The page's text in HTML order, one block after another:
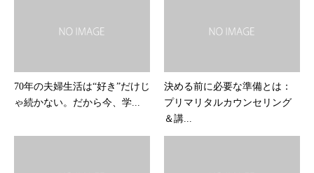
70年の夫婦生活は“好き”だけじ
ゃ続かない。だから今、学...
決める前に必要な準備とは：
プリマリタルカウンセリング
＆講...